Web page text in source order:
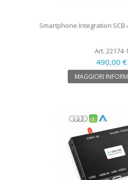
Smartphone Integration SCB-
Art. 22174-1
490,00 €
MAGGIORI